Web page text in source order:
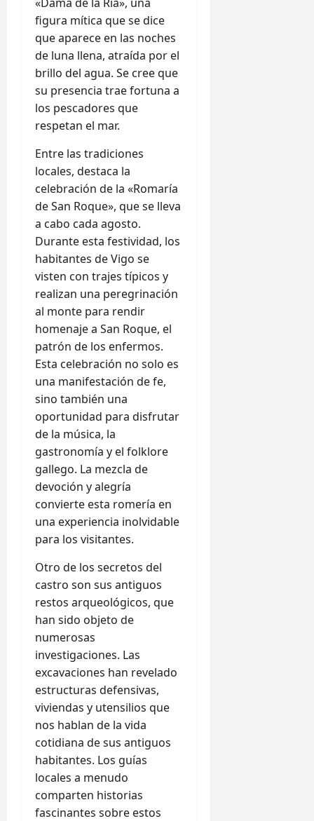
figura mítica que se dice
que aparece en las noches
de luna llena, atraída por el
brillo del agua. Se cree que
su presencia trae fortuna a
los pescadores que
respetan el mar.
Entre las tradiciones
locales, destaca la
celebración de la «Romaría
de San Roque», que se lleva
a cabo cada agosto.
Durante esta festividad, los
habitantes de Vigo se
visten con trajes típicos y
realizan una peregrinación
al monte para rendir
homenaje a San Roque, el
patrón de los enfermos.
Esta celebración no solo es
una manifestación de fe,
sino también una
oportunidad para disfrutar
de la música, la
gastronomía y el folklore
gallego. La mezcla de
devoción y alegría
convierte esta romería en
una experiencia inolvidable
para los visitantes.
Otro de los secretos del
castro son sus antiguos
restos arqueológicos, que
han sido objeto de
numerosas
investigaciones. Las
excavaciones han revelado
estructuras defensivas,
viviendas y utensilios que
nos hablan de la vida
cotidiana de sus antiguos
habitantes. Los guías
locales a menudo
comparten historias
fascinantes sobre estos